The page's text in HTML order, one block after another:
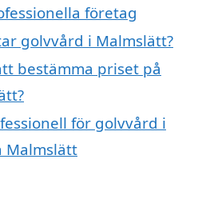
företag
golvvård i Malmslätt?
bestämma priset på
för golvvård i
Malmslätt